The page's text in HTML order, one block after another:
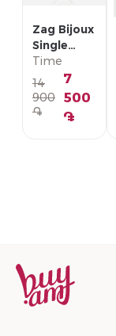
Zag Bijoux
Single
Earring/
SLA22993-
01WHT
Time
14
900
֏
7
500
֏